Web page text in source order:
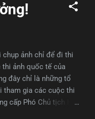
ảnh chỉ để đi thi
thi ảnh quốc tế của
đây chỉ là những tổ
tham gia các cuộc thi
cấp Phó Chủ tịch Hội